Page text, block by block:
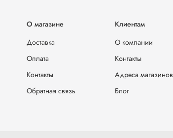
О магазине
Доставка
Оплата
Контакты
Обратная связь
Клиентам
О компании
Контакты
Адреса магазинов
Блог